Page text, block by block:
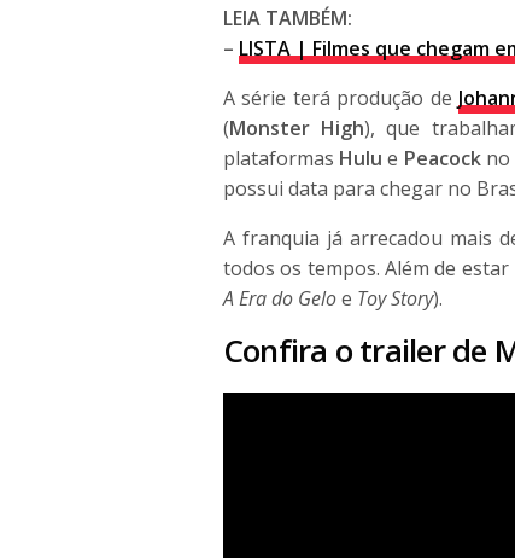
LEIA TAMBÉM:
–LISTA | Filmes que chegam
A série terá produção de
(Monster High), que
plataformas Hulu e Peacockno
possui data para chegar no
A franquia já arrecadou mais
todos os tempos. Além de
A Era do Geloe Toy Story).
Confira o trailer de